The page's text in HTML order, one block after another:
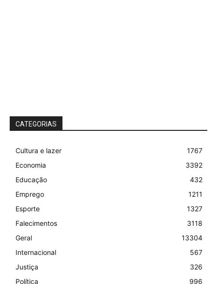
CATEGORIAS
Cultura e lazer
1767
Economia
3392
Educação
432
Emprego
1211
Esporte
1327
Falecimentos
3118
Geral
13304
Internacional
567
Justiça
326
Política
996